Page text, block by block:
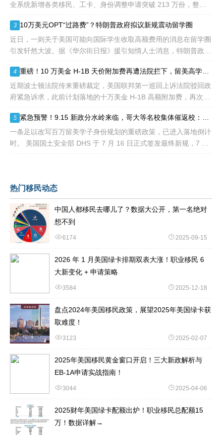
全系统新增各类移民、工卡、身份调整申请突破 213 万份，整体
3 10万美元OPT“过路费”？特朗普政府拟议新规震动留学圈
近日，一则关于美国可能向国际学生收取高额费用的消息在留学圈
引发轩然大波。据《华尔街日报》援引知情人士消息，特朗普政府
中可能包括高达10万美元
4
近期波士顿法院传来重磅裁定，美国联邦第一巡回上诉法院驳回政
府紧急诉求，此前计划落地的十万美金 H-1B 高额附加费，再次被
5
一条足以改写百万留美学子身份规划的重磅政策，已进入落地倒计
时。 美国国土安全部 DHS 于 7 月 16 日正式签发最终新规，7 月
热门移民动态
中国人都移民去哪儿了？数据大公开，第一名绝对
想不到
6174 2025-09-15
2026 年 1 月美国绿卡排期双表大涨！职业移民 6
大新变化 + 申请策略
3584 2025-12-18
盘点2024年美国移民政策，展望2025年美国绿卡获
取难度！
3123 2025-02-07
2025年美国移民黄金窗口开启！三大新政解析与
EB-1A申请实战指南！
3044 2025-04-06
2025财年美国绿卡配额出炉！职业移民总配额15
万！数据详解→